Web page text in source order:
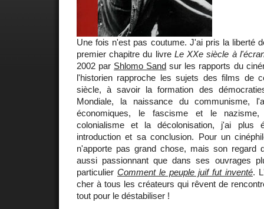
Une fois n'est pas coutume. J'ai pris la liberté
premier chapitre du livre Le XXe siècle à
2002 par Shlomo Sand sur les rapports du
l'historien rapproche les sujets des films de
siècle, à savoir la formation des
Mondiale, la naissance du communisme,
économiques, le fascisme et le
colonialisme et la décolonisation, j'ai plus
introduction et sa conclusion. Pour un
n'apporte pas grand chose, mais son regard
aussi passionnant que dans ses ouvrages
particulier Comment le peuple juif fut inventé.
cher à tous les créateurs qui rêvent de
tout pour le déstabiliser !